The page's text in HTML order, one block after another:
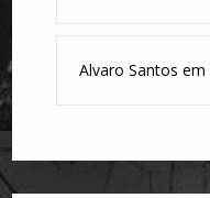
Alvaro Santos em